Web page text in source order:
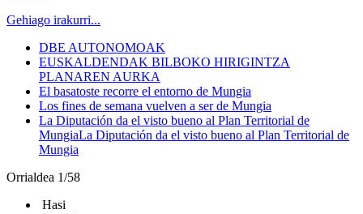
Gehiago irakurri...
DBE AUTONOMOAK
EUSKALDENDAK BILBOKO HIRIGINTZA
PLANAREN AURKA
El basatoste recorre el entorno de Mungia
Los fines de semana vuelven a ser de Mungia
La Diputación da el visto bueno al Plan Territorial de
MungiaLa Diputación da el visto bueno al Plan Territorial de
Mungia
Orrialdea 1/58
Hasi